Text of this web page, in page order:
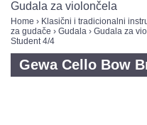
Gudala za violončela
Home › Klasični i tradicionalni
za gudače › Gudala › Gudala za
Student 4/4
Gewa Cello Bow